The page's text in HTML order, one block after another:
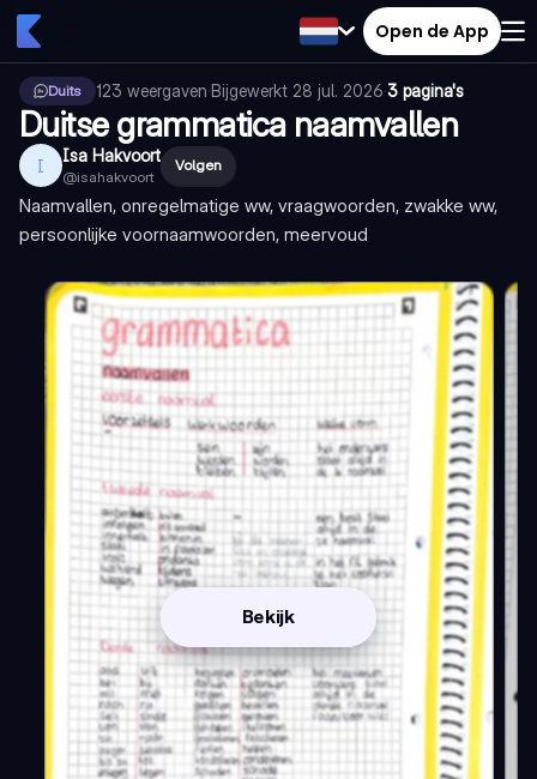
Open de App
Duits 123 weergaven·Bijgewerkt 28 jul. 2026·3 pagina's
Duitse grammatica naamvallen
I Isa Hakvoort
@isahakvoort
Volgen
Naamvallen, onregelmatige ww, vraagwoorden, zwakke ww,
persoonlijke voornaamwoorden, meervoud
Bekijk